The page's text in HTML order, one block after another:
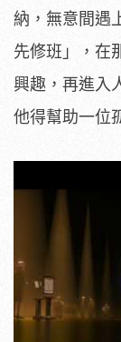
納，無意間遇
先修班」，在
興趣，再進入
他得幫助一位